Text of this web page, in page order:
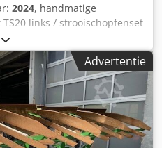
2024, handmatige
links / strooischopfenset
links met AutoTS en
aandrijving rechts met
hoofdschijf links met
Ac Tjk
Advertentie